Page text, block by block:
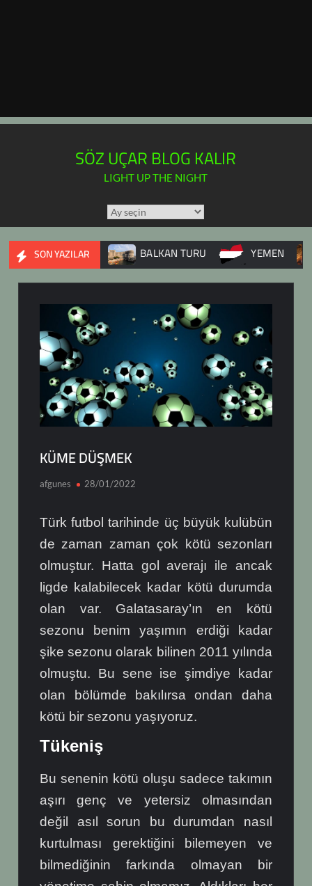
SÖZ UÇAR BLOG KALIR
LIGHT UP THE NIGHT
TÜM
YAZILAR
TAKVİMİ
SON YAZILAR
SAVAŞI BALKAN TURU YEMEN
KÜME DÜŞMEK
afgunes 28/01/2022
Türk futbol tarihinde üç büyük kulübün
de zaman zaman çok kötü sezonları
olmuştur. Hatta gol averajı ile ancak
ligde kalabilecek kadar kötü durumda
olan var. Galatasaray’ın en kötü
sezonu benim yaşımın erdiği kadar
şike sezonu olarak bilinen 2011 yılında
olmuştu. Bu sene ise şimdiye kadar
olan bölümde bakılırsa ondan daha
kötü bir sezonu yaşıyoruz.
Tükeniş
Bu senenin kötü oluşu sadece takımın
aşırı genç ve yetersiz olmasından
değil asıl sorun bu durumdan nasıl
kurtulması gerektiğini bilemeyen ve
bilmediğinin farkında olmayan bir